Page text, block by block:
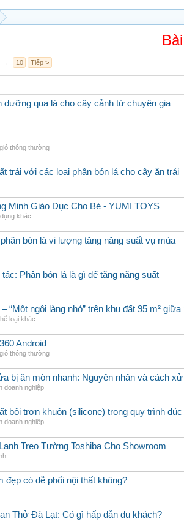
→ 10 Tiếp >
dưỡng qua lá cho cây cảnh từ chuyên gia
thông thường
trái với các loại phân bón lá cho cây ăn trái
Minh Giáo Dục Cho Bé - YUMI TOYS
khác
bón lá vi lượng tăng năng suất vụ mùa
tác: Phân bón lá là gì để tăng năng suất
“Một ngôi làng nhỏ” trên khu đất 95 m²
loại khác
Android
thông thường
bị ăn mòn nhanh: Nguyên nhân và cách
doanh nghiệp
bôi trơn khuôn (silicone) trong quy trình
doanh nghiệp
Treo Tường Toshiba Cho Showroom
đẹp có dễ phối nội thất không?
Thở Đà Lạt: Có gì hấp dẫn du khách?